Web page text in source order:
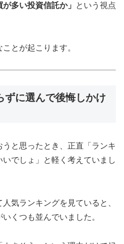
が多い投資信託か」
という視点
とが起こります。
ずに選んで後悔しかけ
と思ったとき、正直「ランキ
でしょ」と軽く考えていまし
気ランキングを見ていると、
くつも並んでいました。